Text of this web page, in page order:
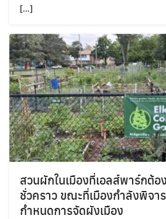
[…]
สวนผักในเมืองที่เอลส์พาร์กต้อ
ชั่วคราว ขณะที่เมืองกำลังพิจ
กำหนดการจัดผังเมือง